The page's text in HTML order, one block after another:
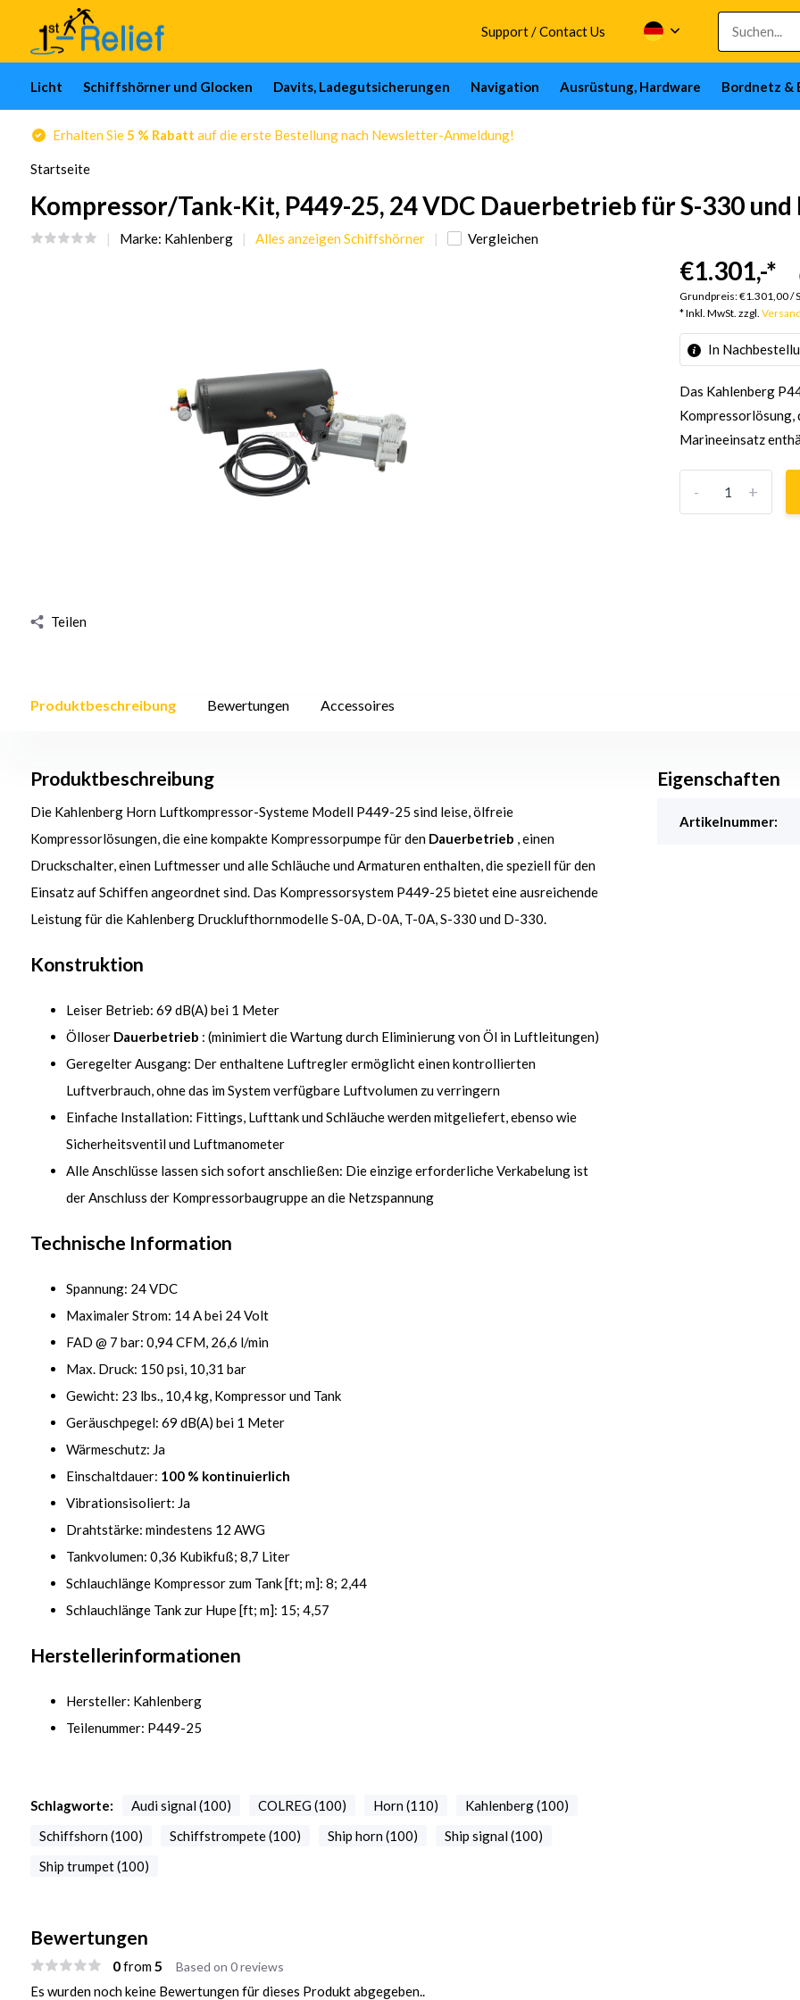
Support / Contact Us
Licht Schiffshörner und Glocken Davits, Ladegutsicherungen Navigation Ausrüstung, Hardware Bordnetz &
Erhalten Sie5 % Rabatt auf die erste Bestellung nach Newsletter-Anmeldung!
Startseite
Kompressor/Tank-Kit, P449-25, 24 VDC Dauerbetrieb für S-330 und
Marke: Kahlenberg Alles anzeigen Schiffshörner Vergleichen
Teilen
€1.301,-*
Grundpreis:€1.301,00/
* Inkl. MwSt. zzgl.
In
Das Kahlenberg
Kompressorlösung,
Marineeinsatz
+
-
Produktbeschreibung Bewertungen Accessoires
Produktbeschreibung
Die Kahlenberg Horn Luftkompressor-Systeme Modell P449-25 sind leise, ölfreie
Kompressorlösungen, die eine kompakte Kompressorpumpe für den Dauerbetrieb , einen
Druckschalter, einen Luftmesser und alle Schläuche und Armaturen enthalten, die speziell für den
Einsatz auf Schiffen angeordnet sind. Das Kompressorsystem P449-25 bietet eine ausreichende
Leistung für die Kahlenberg Drucklufthornmodelle S-0A, D-0A, T-0A, S-330 und D-330.
Konstruktion
Leiser Betrieb: 69 dB(A) bei 1 Meter
Ölloser Dauerbetrieb : (minimiert die Wartung durch Eliminierung von Öl in Luftleitungen)
Geregelter Ausgang: Der enthaltene Luftregler ermöglicht einen kontrollierten
Luftverbrauch, ohne das im System verfügbare Luftvolumen zu verringern
Einfache Installation: Fittings, Lufttank und Schläuche werden mitgeliefert, ebenso wie
Sicherheitsventil und Luftmanometer
Alle Anschlüsse lassen sich sofort anschließen: Die einzige erforderliche Verkabelung ist
der Anschluss der Kompressorbaugruppe an die Netzspannung
Technische Information
Spannung: 24 VDC
Maximaler Strom: 14 A bei 24 Volt
FAD @ 7 bar: 0,94 CFM, 26,6 l/min
Max. Druck: 150 psi, 10,31 bar
Gewicht: 23 lbs., 10,4 kg, Kompressor und Tank
Geräuschpegel: 69 dB(A) bei 1 Meter
Wärmeschutz: Ja
Einschaltdauer: 100 % kontinuierlich
Vibrationsisoliert: Ja
Drahtstärke: mindestens 12 AWG
Tankvolumen: 0,36 Kubikfuß; 8,7 Liter
Schlauchlänge Kompressor zum Tank [ft; m]: 8; 2,44
Schlauchlänge Tank zur Hupe [ft; m]: 15; 4,57
Herstellerinformationen
Hersteller: Kahlenberg
Teilenummer: P449-25
Schlagworte: Audi signal (100) COLREG (100) Horn (110)
Kahlenberg (100)
Schiffshorn (100)
Schiffstrompete (100) Ship horn (100)
Ship signal (100)
Ship trumpet (100)
Eigenschaften
Artikelnummer:
Bewertungen
0from5 Based on 0 reviews
Es wurden noch keine Bewertungen für dieses Produkt abgegeben..